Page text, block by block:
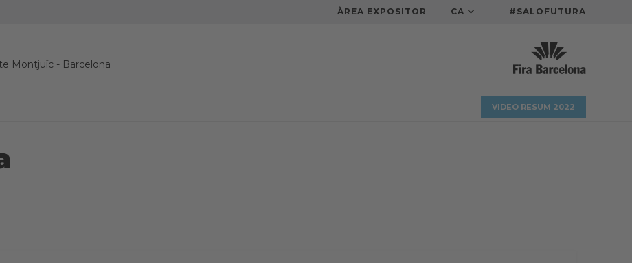
ÀREA EXPOSITOR CA #SALOFUTURA
Montjuïc- Barcelona
VIDEO RESUM 2022